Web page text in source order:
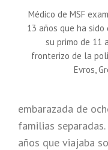
Médico de MSF
13 años que ha
su primo de 11
fronterizo de la
Evros,
embarazada de
familias
años que viajaba